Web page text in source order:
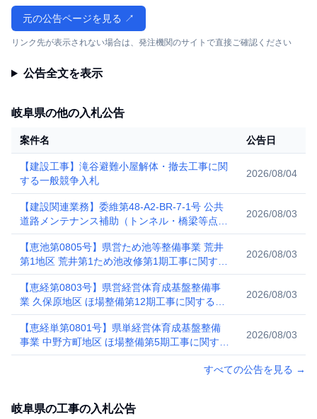
元の公告ページを見る ↗
リンク先が表示されない場合は、発注機関のサイトで直接ご確認ください
公告全文を表示
岐阜県の他の入札公告
案件名 公告日
【建設工事】滝谷避難小屋解体・撤去工事に関
する一般競争入札
2026/08/04
【建設関連業務】委維第48-A2-BR-7-1号 公共
道路メンテナンス補助（トンネル・橋梁等点検
調査）委託に関する一般競争入札公告
2026/08/03
【恵池第0805号】県営ため池等整備事業 荒井
第1地区 荒井第1ため池改修第1期工事に関する
一般競争入札公告
2026/08/03
【恵経第0803号】県営経営体育成基盤整備事
業 久保原地区 ほ場整備第12期工事に関する一
般競争入札公告
2026/08/03
【恵経単第0801号】県単経営体育成基盤整備
事業 中野方町地区 ほ場整備第5期工事に関する
一般競争入札公告
2026/08/03
すべての公告を見る →
岐阜県の工事の入札公告